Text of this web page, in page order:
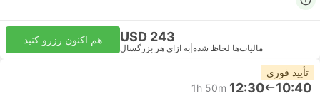
USD 243
مالیات‌ها لحاظ شده به ازای هر بزرگسال
هم اکنون رزرو کنید
تأیید فوری
10:40
12:30
1h 50m